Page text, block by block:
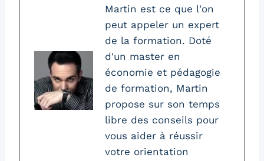
Martin est ce que l'on
peut appeler un expert
de la formation. Doté
d'un master en
économie et pédagogie
de formation, Martin
propose sur son temps
libre des conseils pour
vous aider à réussir
votre orientation